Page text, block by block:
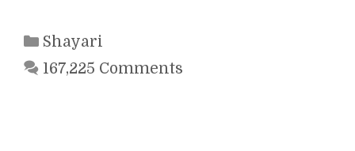
Categories
Shayari
167,225 Comments